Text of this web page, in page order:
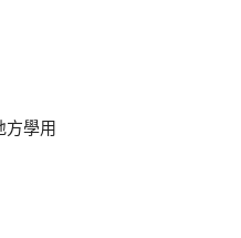
方學用